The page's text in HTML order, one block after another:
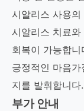
시알리스 사용의
시알리스 치료
회복이 가능합니
긍정적인 마음
지를 발휘합니다.
부가 안내